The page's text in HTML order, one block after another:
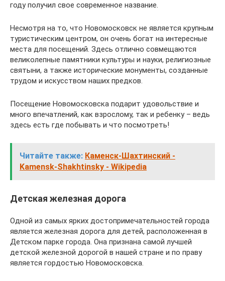
году получил свое современное название.
Несмотря на то, что Новомосковск не является крупным
туристическим центром, он очень богат на интересные
места для посещений. Здесь отлично совмещаются
великолепные памятники культуры и науки, религиозные
святыни, а также исторические монументы, созданные
трудом и искусством наших предков.
Посещение Новомосковска подарит удовольствие и
много впечатлений, как взрослому, так и ребенку – ведь
здесь есть где побывать и что посмотреть!
Читайте также: Каменск-Шахтинский -
Kamensk-Shakhtinsky - Wikipedia
Детская железная дорога
Одной из самых ярких достопримечательностей города
является железная дорога для детей, расположенная в
Детском парке города. Она признана самой лучшей
детской железной дорогой в нашей стране и по праву
является гордостью Новомосковска.